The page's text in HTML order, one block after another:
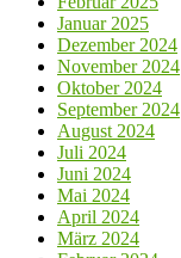
Januar 2025
Dezember 2024
November 2024
Oktober 2024
September 2024
August 2024
Juli 2024
Juni 2024
Mai 2024
April 2024
März 2024